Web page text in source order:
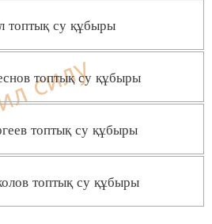
топтық су құбыры
топтық су құбыры
топтық су құбыры
топтық су құбыры